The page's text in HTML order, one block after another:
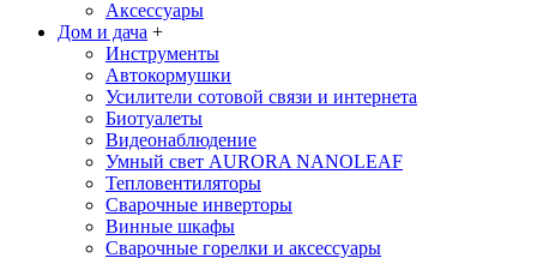
Аксессуары
Дом и дача +
Инструменты
Автокормушки
Усилители сотовой связи и интернета
Биотуалеты
Видеонаблюдение
Умный свет AURORA NANOLEAF
Тепловентиляторы
Сварочные инверторы
Винные шкафы
Сварочные горелки и аксессуары